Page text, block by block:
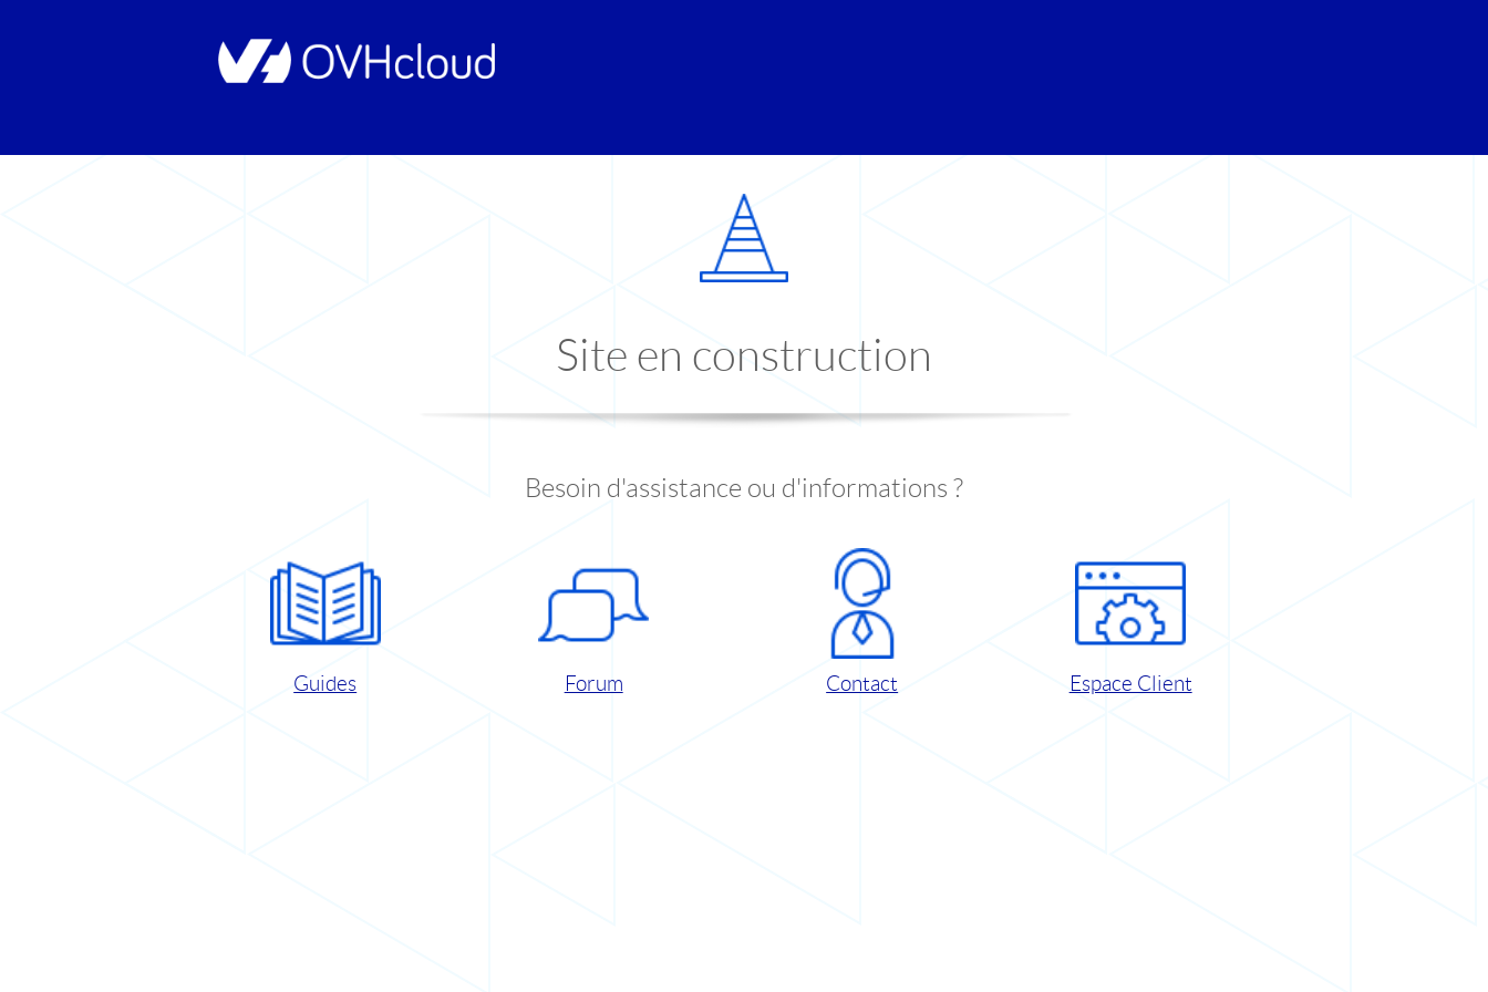
Site en construction
Besoin d'assistance ou d'informations ?
Guides Forum Contact Espace Client